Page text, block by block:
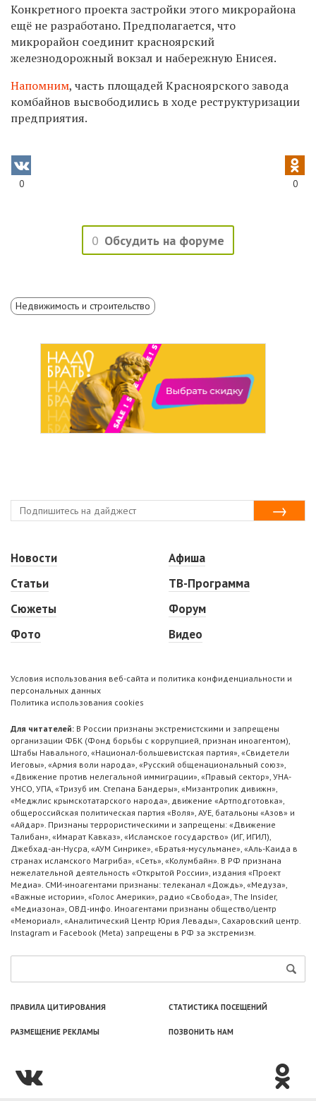
Конкретного проекта застройки этого микрорайона
ещё не разработано. Предполагается, что
микрорайон соединит красноярский
железнодорожный вокзал и набережную Енисея.
Напомним, часть площадей Красноярского завода
комбайнов высвободились в ходе реструктуризации
предприятия.
0 0
0 Обсудить на форуме
Недвижимость и строительство
Новости
Статьи
Сюжеты
Фото
Афиша
ТВ-Программа
Форум
Видео
Условия использования веб-сайта и политика конфиденциальности и
персональных данных
Политика использования cookies
Для читателей: В России признаны экстремистскими и запрещены
организации ФБК (Фонд борьбы с коррупцией, признан иноагентом),
Штабы Навального, «Национал-большевистская партия», «Свидетели
Иеговы», «Армия воли народа», «Русский общенациональный союз»,
«Движение против нелегальной иммиграции», «Правый сектор», УНА-
УНСО, УПА, «Тризуб им. Степана Бандеры», «Мизантропик дивижн»,
«Меджлис крымскотатарского народа», движение «Артподготовка»,
общероссийская политическая партия «Воля», АУЕ, батальоны «Азов» и
«Айдар». Признаны террористическими и запрещены: «Движение
Талибан», «Имарат Кавказ», «Исламское государство» (ИГ, ИГИЛ),
Джебхад-ан-Нусра, «АУМ Синрике», «Братья-мусульмане», «Аль-Каида в
странах исламского Магриба», «Сеть», «Колумбайн». В РФ признана
нежелательной деятельность «Открытой России», издания «Проект
Медиа». СМИ-иноагентами признаны: телеканал «Дождь», «Медуза»,
«Важные истории», «Голос Америки», радио «Свобода», The Insider,
«Медиазона», ОВД-инфо. Иноагентами признаны общество/центр
«Мемориал», «Аналитический Центр Юрия Левады», Сахаровский центр.
Instagram и Facebook (Metа) запрещены в РФ за экстремизм.
ПРАВИЛА ЦИТИРОВАНИЯ СТАТИСТИКА ПОСЕЩЕНИЙ
РАЗМЕЩЕНИЕ РЕКЛАМЫ ПОЗВОНИТЬ НАМ